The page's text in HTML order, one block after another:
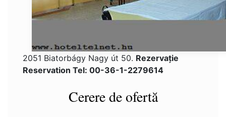
2051 Biatorbágy Nagy út 50. Rezervaţie
Reservation Tel: 00-36-1-2279614
Cerere de ofertă